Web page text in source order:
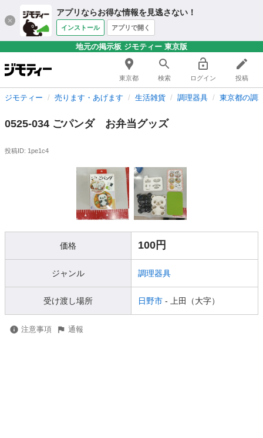
アプリならお得な情報を見逃さない！
インストール アプリで開く
地元の掲示板 ジモティー 東京版
東京都 検索 ログイン 投稿
ジモティー 売ります・あげます 生活雑貨 調理器具 東京都の調
0525-034 ごパンダ お弁当グッズ
投稿ID: 1pe1c4
価格 100円
ジャンル 調理器具
受け渡し場所 日野市 - 上田（大字）
注意事項 通報